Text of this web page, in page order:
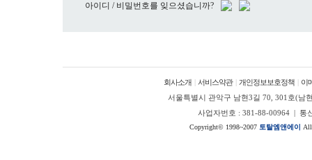
아이디 / 비밀번호를 잊으셨습니까?
회사소개 서비스약관 개인정보보호정책
이
서울특별시 관악구 남현3길 70, 301호(남
사업자번호 : 381-88-00964 | 통
Copyright© 1998~2007 토탈엠앤에이